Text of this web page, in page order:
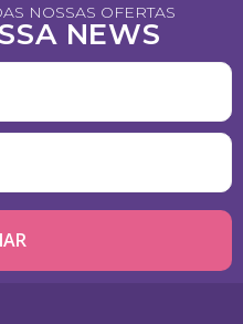
NOSSAS OFERTAS
NEWS